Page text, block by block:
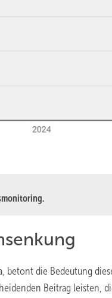
betont die Bedeutung
Beitrag leisten,